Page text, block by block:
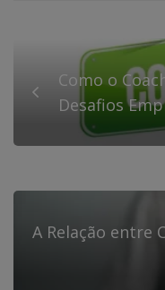
Como o
Desafios
A Relação entre